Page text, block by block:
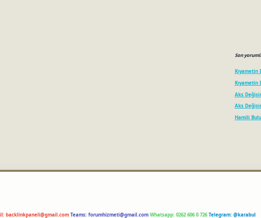
Son
Kıyametin
Kıyametin
Aks
Aks
Hamili
backlinkpaneli@gmail.com Teams: forumhizmeti@gmail.com Whatsapp: 0262 606 0 726 Telegram: @karabul